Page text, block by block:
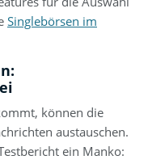
Singlebörsen im
können die
austauschen.
ein Manko: